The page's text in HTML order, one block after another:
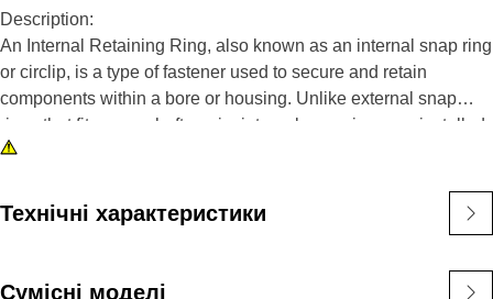
Description:
An Internal Retaining Ring, also known as an internal snap ring
or circlip, is a type of fastener used to secure and retain
components within a bore or housing. Unlike external snap
rings that fit over a shaft or pin, internal snap rings are installed
inside a bore or groove to hold components in place. The main
displacement of components within a bore or housing. It acts as
a retaining device, holding components such as bearings,
Технічні характеристики
Сумісні моделі